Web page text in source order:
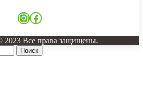
Instagram
Facebook
2023 Все права защищены.
Поиск